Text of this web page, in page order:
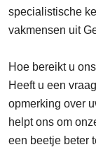
specialistische
vakmensen uit
Hoe bereikt u
Heeft u een
opmerking over
helpt ons om
een beetje beter